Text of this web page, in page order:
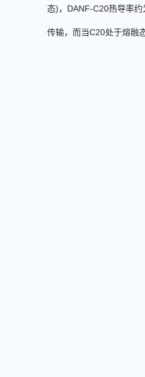
态)， DANF-C20热导率约
传输，而当C20处于熔融